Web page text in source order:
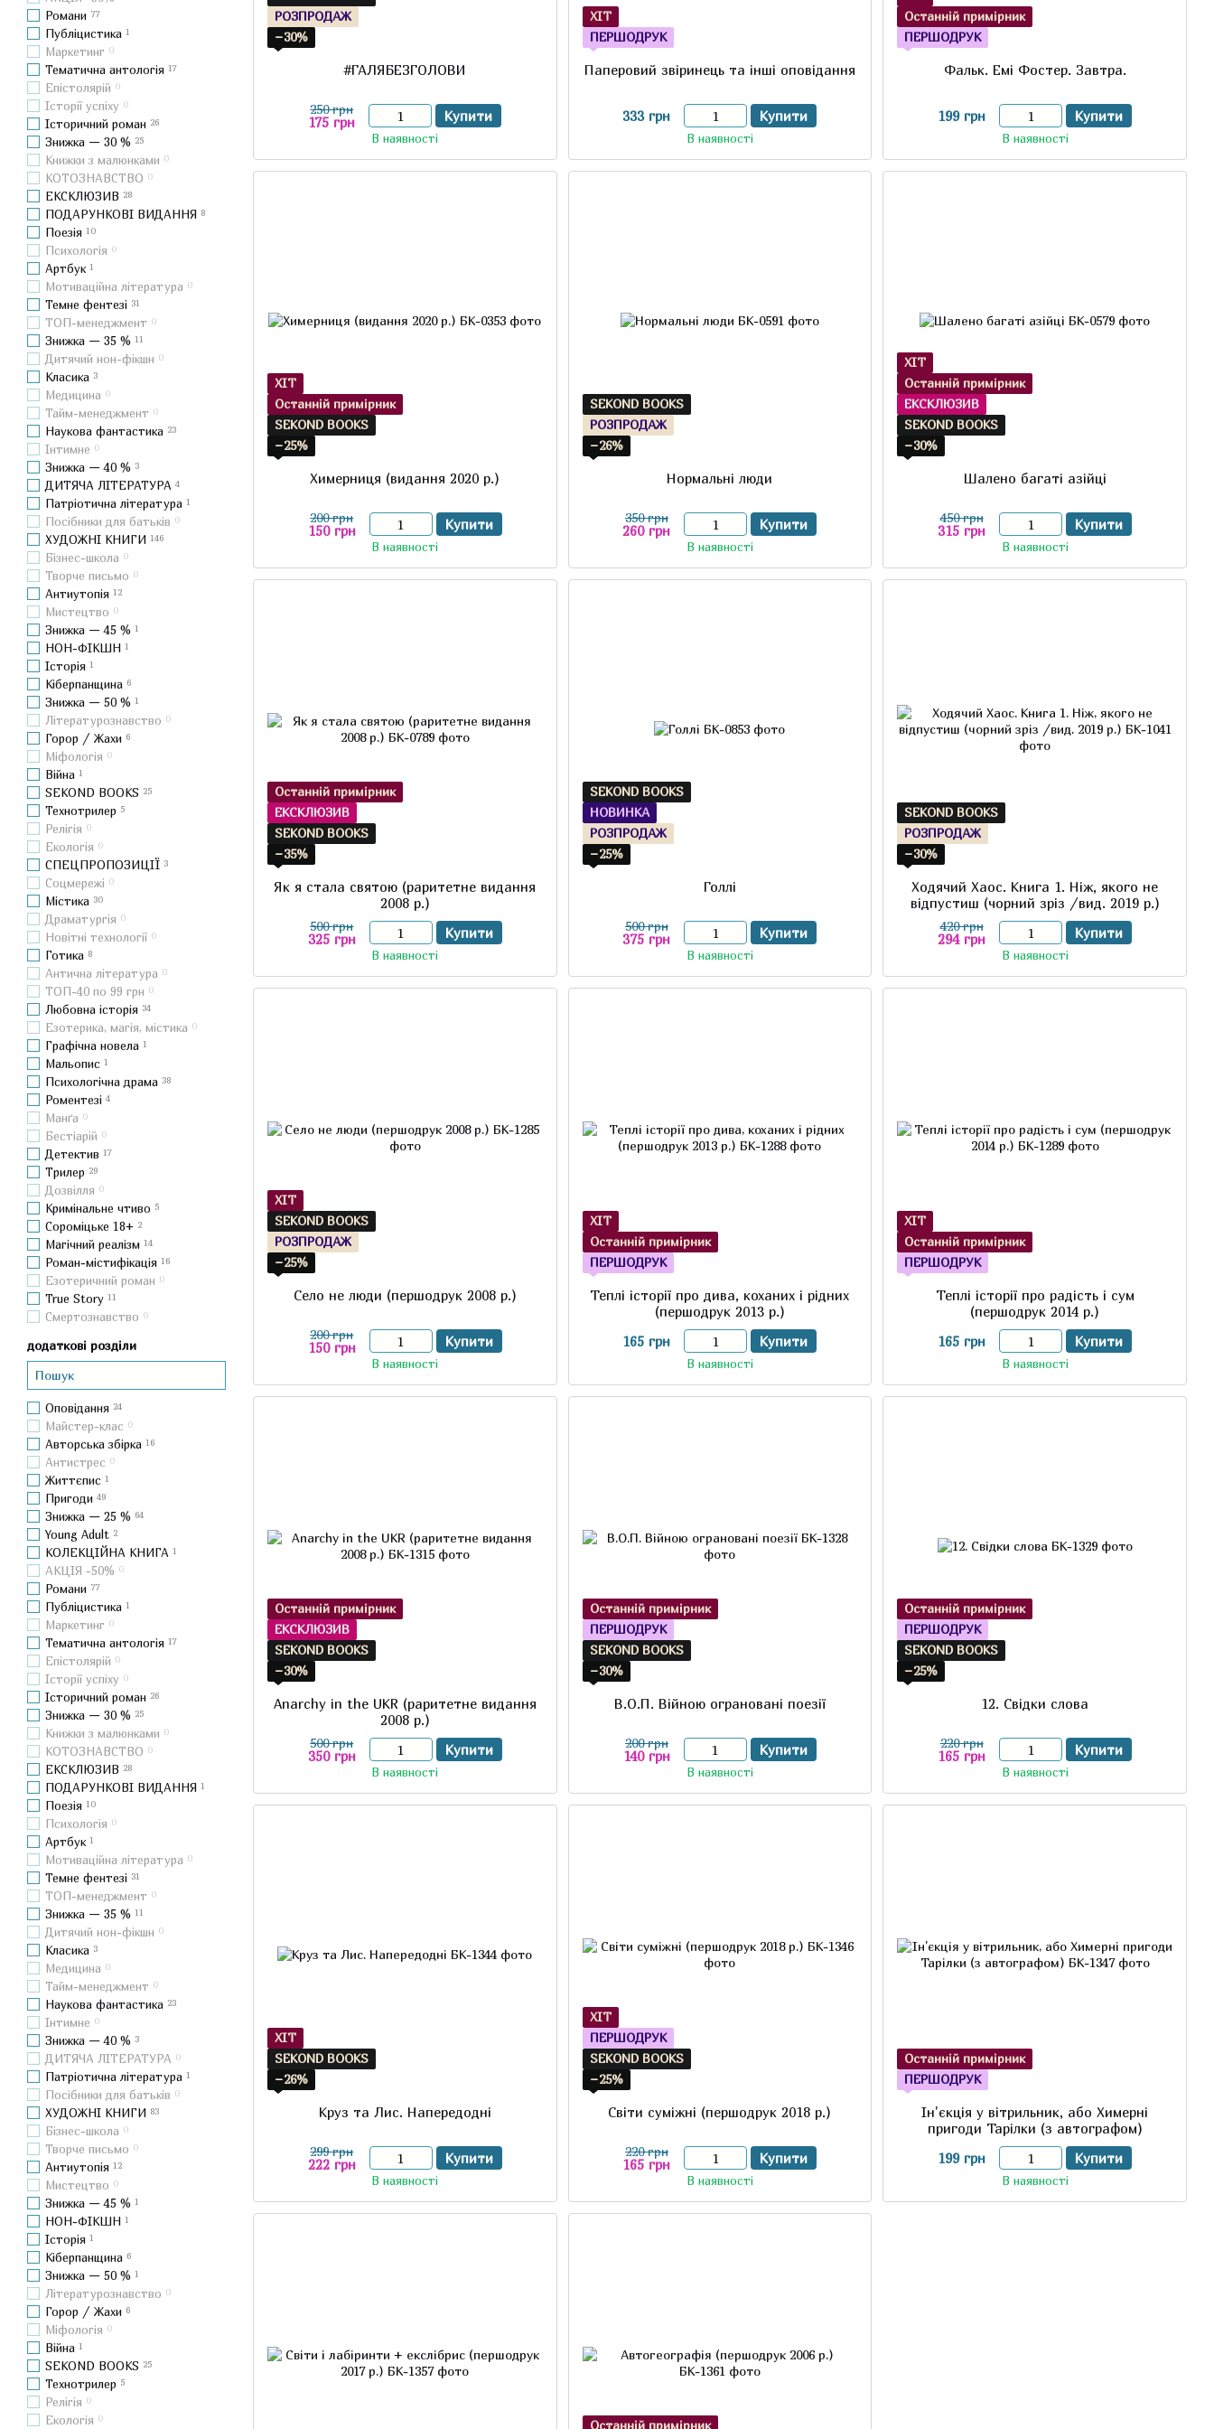
РОЗПРОДАЖ
−30%
#ГАЛЯБЕЗГОЛОВИ
250 грн
175 грн Купити
В наявності
ХІТ
ПЕРШОДРУК
Паперовий звіринець та інші оповідання
333 грн Купити
В наявності
Останній примірник
ПЕРШОДРУК
Фальк. Емі Фостер. Завтра.
199 грн Купити
В наявності
ХІТ
Останній примірник
SEKOND BOOKS
−25%
Химерниця (видання 2020 р.)
200 грн
150 грн Купити
В наявності
SEKOND BOOKS
РОЗПРОДАЖ
−26%
Нормальні люди
350 грн
260 грн Купити
В наявності
ХІТ
Останній примірник
ЕКСКЛЮЗИВ
SEKOND BOOKS
−30%
Шалено багаті азійці
450 грн
315 грн Купити
В наявності
Останній примірник
ЕКСКЛЮЗИВ
SEKOND BOOKS
−35%
Як я стала святою (раритетне видання
2008 р.)
500 грн
325 грн Купити
В наявності
SEKOND BOOKS
НОВИНКА
РОЗПРОДАЖ
−25%
Голлі
500 грн
375 грн Купити
В наявності
SEKOND BOOKS
РОЗПРОДАЖ
−30%
Ходячий Хаос. Книга 1. Ніж, якого не
відпустиш (чорний зріз /вид. 2019 р.)
420 грн
294 грн Купити
В наявності
ХІТ
SEKOND BOOKS
РОЗПРОДАЖ
−25%
Село не люди (першодрук 2008 р.)
200 грн
150 грн Купити
В наявності
ХІТ
Останній примірник
ПЕРШОДРУК
Теплі історії про дива, коханих і рідних
(першодрук 2013 р.)
165 грн
Купити
В наявності
ХІТ
Останній примірник
ПЕРШОДРУК
Теплі історії про радість і сум
(першодрук 2014 р.)
165 грн
Купити
В наявності
Останній примірник
ЕКСКЛЮЗИВ
SEKOND BOOKS
−30%
Anarchy in the UKR (раритетне видання
2008 р.)
500 грн
350 грн Купити
В наявності
Останній примірник
ПЕРШОДРУК
SEKOND BOOKS
−30%
В.О.П. Війною ограновані поезії
200 грн
140 грн Купити
В наявності
Останній примірник
ПЕРШОДРУК
SEKOND BOOKS
−25%
12. Свідки слова
220 грн
165 грн Купити
В наявності
ХІТ
SEKOND BOOKS
−26%
Круз та Лис. Напередодні
299 грн
222 грн Купити
В наявності
ХІТ
ПЕРШОДРУК
SEKOND BOOKS
−25%
Світи суміжні (першодрук 2018 р.)
220 грн
165 грн Купити
В наявності
Останній примірник
ПЕРШОДРУК
Ін'єкція у вітрильник, або Химерні
пригоди Тарілки (з автографом)
199 грн
Купити
В наявності
Останній примірник
Романи 77
Публіцистика 1
Маркетинг 0
Тематична антологія 17
Епістолярій 0
Історії успіху 0
Історичний роман 26
Знижка — 30 % 25
Книжки з малюнками 0
КОТОЗНАВСТВО 0
ЕКСКЛЮЗИВ 28
ПОДАРУНКОВІ ВИДАННЯ 8
Поезія 10
Психологія 0
Артбук 1
Мотиваційна література 0
Темне фентезі 31
ТОП-менеджмент 0
Знижка — 35 % 11
Дитячий нон-фікшн 0
Класика 3
Медицина 0
Тайм-менеджмент 0
Наукова фантастика 23
Інтимне 0
Знижка — 40 % 3
ДИТЯЧА ЛІТЕРАТУРА 4
Патріотична література 1
Посібники для батьків 0
ХУДОЖНІ КНИГИ 146
Бізнес-школа 0
Творче письмо 0
Антиутопія 12
Мистецтво 0
Знижка — 45 % 1
НОН-ФІКШН 1
Історія 1
Кіберпанщина 6
Знижка — 50 % 1
Літературознавство 0
Горор / Жахи 6
Міфологія 0
Війна 1
SEKOND BOOKS 25
Технотрилер 5
Релігія 0
Екологія 0
СПЕЦПРОПОЗИЦІЇ 3
Соцмережі 0
Містика 30
Драматургія 0
Новітні технології 0
Готика 8
Антична література 0
ТОП-40 по 99 грн 0
Любовна історія 34
Езотерика, магія, містика 0
Графічна новела 1
Мальопис 1
Психологічна драма 38
Роментезі 4
Манґа 0
Бестіарій 0
Детектив 17
Трилер 29
Дозвілля 0
Кримінальне чтиво 5
Сороміцьке 18+ 2
Магічний реалізм 14
Роман-містифікація 16
Езотеричний роман 0
True Story 11
Смертознавство 0
додаткові розділи
Оповідання 24
Майстер-клас 0
Авторська збірка 16
Антистрес 0
Життєпис 1
Пригоди 49
Знижка — 25 % 64
Young Adult 2
КОЛЕКЦІЙНА КНИГА 1
АКЦІЯ -50% 0
Романи 77
Публіцистика 1
Маркетинг 0
Тематична антологія 17
Епістолярій 0
Історії успіху 0
Історичний роман 26
Знижка — 30 % 25
Книжки з малюнками 0
КОТОЗНАВСТВО 0
ЕКСКЛЮЗИВ 28
ПОДАРУНКОВІ ВИДАННЯ 1
Поезія 10
Психологія 0
Артбук 1
Мотиваційна література 0
Темне фентезі 31
ТОП-менеджмент 0
Знижка — 35 % 11
Дитячий нон-фікшн 0
Класика 3
Медицина 0
Тайм-менеджмент 0
Наукова фантастика 23
Інтимне 0
Знижка — 40 % 3
ДИТЯЧА ЛІТЕРАТУРА 0
Патріотична література 1
Посібники для батьків 0
ХУДОЖНІ КНИГИ 83
Бізнес-школа 0
Творче письмо 0
Антиутопія 12
Мистецтво 0
Знижка — 45 % 1
НОН-ФІКШН 1
Історія 1
Кіберпанщина 6
Знижка — 50 % 1
Літературознавство 0
Горор / Жахи 6
Міфологія 0
Війна 1
SEKOND BOOKS 25
Технотрилер 5
Релігія 0
Екологія 0